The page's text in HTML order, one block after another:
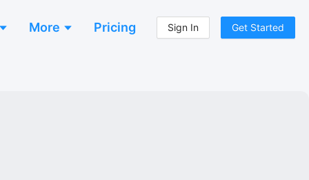
More Pricing Sign In Get Started